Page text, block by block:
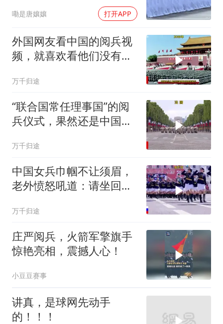
嘞是唐孃孃 打开APP
外国网友看中国的阅兵视
频，就喜欢看他们没有见
万千归途
“联合国常任理事国”的阅
兵仪式，果然还是中国的
万千归途
中国女兵巾帼不让须眉，
老外愤怒吼道：请坐回裁
万千归途
庄严阅兵，火箭军擎旗手
惊艳亮相，震撼人心！
小豆豆赛事
讲真，是球网先动手
的！！！